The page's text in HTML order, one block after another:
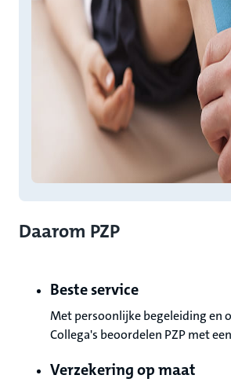
Daarom PZP
Beste service
Met persoonlijke begeleiding en
Collega's beoordelen PZP met
Verzekering op maat